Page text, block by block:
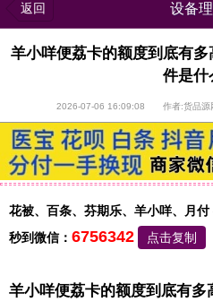
返回 设备
羊小咩便荔卡的额度到底有
件是什
2026-07-06 16:09:08 作者:货品
花被、百条、芬期乐、羊小咩、月付
秒到微信： 6756342 点击复制
羊小咩便荔卡的额度到底有多